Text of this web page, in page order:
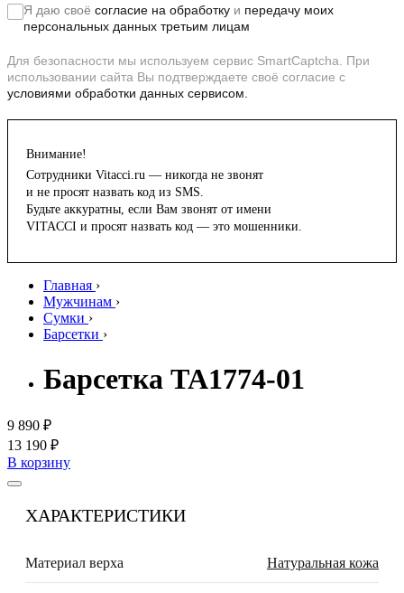
Я даю своё согласие на обработку и передачу моих
персональных данных третьим лицам
Для безопасности мы используем сервис SmartCaptcha. При
использовании сайта Вы подтверждаете своё согласие с
условиями обработки данных сервисом.
Внимание!
Сотрудники Vitacci.ru — никогда не звонят
и не просят назвать код из SMS.
Будьте аккуратны, если Вам звонят от имени
VITACCI и просят назвать код — это мошенники.
Главная ›
Мужчинам ›
Сумки ›
Барсетки ›
Барсетка TA1774-01
9 890 ₽
13 190 ₽
В корзину
ХАРАКТЕРИСТИКИ
Материал верха Натуральная кожа